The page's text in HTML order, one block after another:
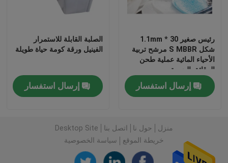
مدونة
اطلب اقتباس
الوسائط المرشحة MBBR
MBBR بيو ميديا
رئيس صغير 30 * 1.1mm
شكل S MBBR مرشح تربية
الأحياء المائية عملية طحن
الرقائق الحيوية
إرسال استفسار
الصلبة القابلة للاستمرار
الفينيل ورقة كومة حياة طويلة
إرسال استفسار
منزل حول نا اتصل بنا
Desktop Site
خريطة الموقع
سياسة الخصوصية